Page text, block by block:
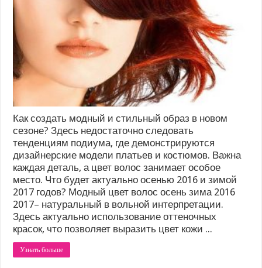
Как создать модный и стильный образ в новом
сезоне? Здесь недостаточно следовать
тенденциям подиума, где демонстрируются
дизайнерские модели платьев и костюмов. Важна
каждая деталь, а цвет волос занимает особое
место. Что будет актуально осенью 2016 и зимой
2017 годов? Модный цвет волос осень зима 2016
2017– натуральный в вольной интерпретации.
Здесь актуально использование оттеночных
красок, что позволяет выразить цвет кожи ...
Узнать больше